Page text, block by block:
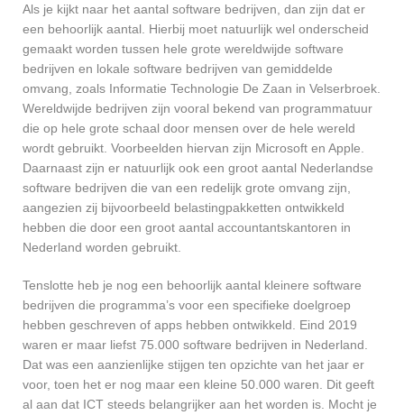
Als je kijkt naar het aantal software bedrijven, dan zijn dat er
een behoorlijk aantal. Hierbij moet natuurlijk wel onderscheid
gemaakt worden tussen hele grote wereldwijde software
bedrijven en lokale software bedrijven van gemiddelde
omvang, zoals Informatie Technologie De Zaan in Velserbroek.
Wereldwijde bedrijven zijn vooral bekend van programmatuur
die op hele grote schaal door mensen over de hele wereld
wordt gebruikt. Voorbeelden hiervan zijn Microsoft en Apple.
Daarnaast zijn er natuurlijk ook een groot aantal Nederlandse
software bedrijven die van een redelijk grote omvang zijn,
aangezien zij bijvoorbeeld belastingpakketten ontwikkeld
hebben die door een groot aantal accountantskantoren in
Nederland worden gebruikt.
Tenslotte heb je nog een behoorlijk aantal kleinere software
bedrijven die programma’s voor een specifieke doelgroep
hebben geschreven of apps hebben ontwikkeld. Eind 2019
waren er maar liefst 75.000 software bedrijven in Nederland.
Dat was een aanzienlijke stijgen ten opzichte van het jaar er
voor, toen het er nog maar een kleine 50.000 waren. Dit geeft
al aan dat ICT steeds belangrijker aan het worden is. Mocht je